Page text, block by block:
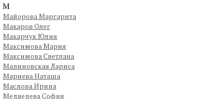
М
Майорова Маргарита
Макаров Олег
Макарчук Юлия
Максимова Мария
Максимова Светлана
Малиновская Лариса
Мариева Наташа
Маслова Ирина
Медведева София